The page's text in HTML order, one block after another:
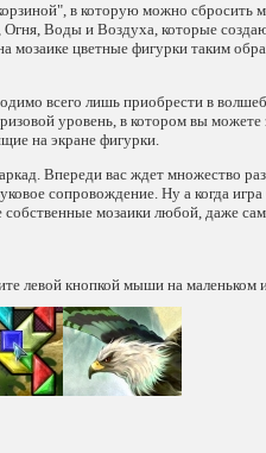
в которую можно сбросить
Воды и Воздуха, которые
мозаике цветные фигурки таким
всего лишь приобрести в
уровень, в котором вы можете
на экране фигурки.
Впереди вас ждет множество
сопровождение. Ну а когда
собственные мозаики любой, даже
левой кнопкой мыши на маленьком